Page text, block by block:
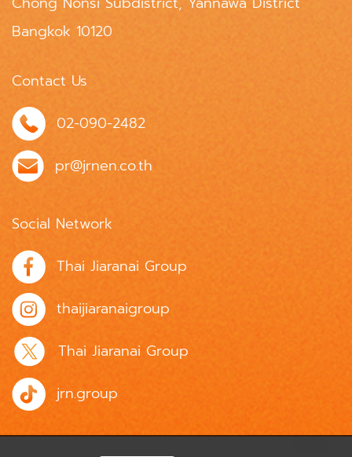
Bangkok 10120
Contact Us
02-090-2482
pr@jrnen.co.th
Social Network
Thai Jiaranai Group
thaijiaranaigroup
Thai Jiaranai Group
jrn.group